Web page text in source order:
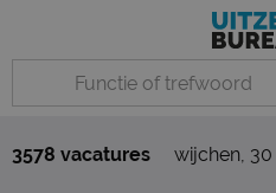
3578 vacatures wijchen,